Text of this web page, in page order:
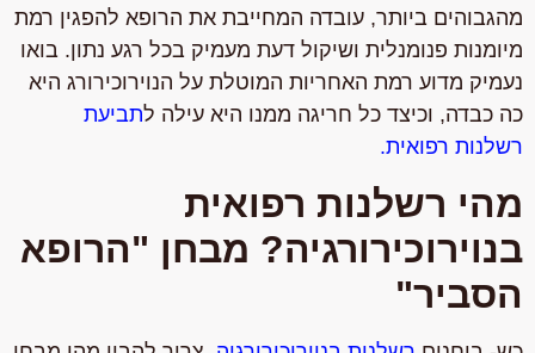
מהגבוהים ביותר, עובדה המחייבת את הרופא להפגין רמת
מיומנות פנומנלית ושיקול דעת מעמיק בכל רגע נתון. בואו
נעמיק מדוע רמת האחריות המוטלת על הנוירוכירורג היא
כה כבדה, וכיצד כל חריגה ממנו היא עילה לתביעת
רשלנות רפואית.
מהי רשלנות רפואית
בנוירוכירורגיה? מבחן "הרופא
הסביר"